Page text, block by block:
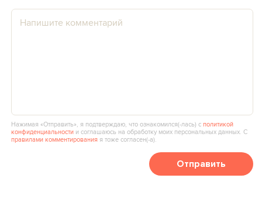
Нажимая «Отправить», я подтверждаю, что ознакомился(‑лась) сполитикой
конфиденциальности и соглашаюсь на обработку моих персональных данных. С
правилами комментирования я тоже согласен(‑а).
Отправить